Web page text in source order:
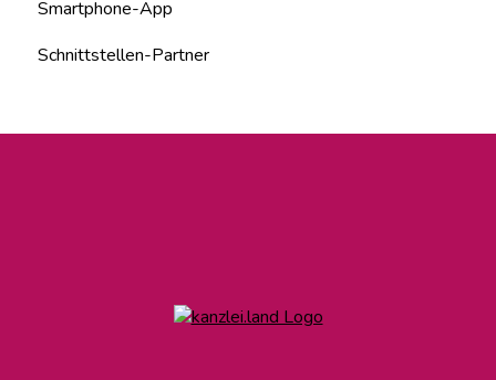
Kanzlei-Mitarbeiter
Systemadministration
Smartphone-App
Schnittstellen-Partner